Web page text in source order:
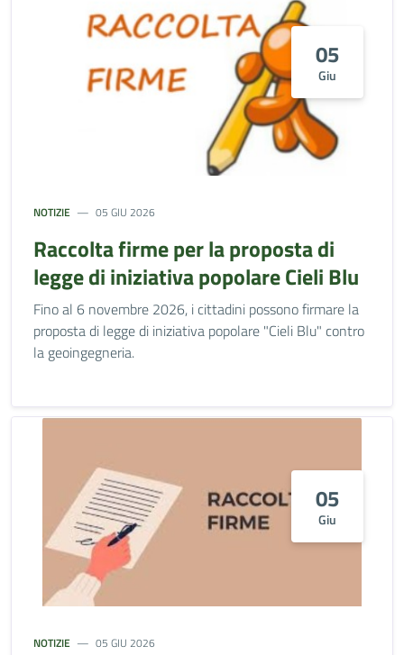
05
Giu
NOTIZIE 05 GIU 2026
Raccolta firme per la proposta di
legge di iniziativa popolare Cieli Blu
Fino al 6 novembre 2026, i cittadini possono firmare la
proposta di legge di iniziativa popolare "Cieli Blu" contro
la geoingegneria.
05
Giu
NOTIZIE 05 GIU 2026